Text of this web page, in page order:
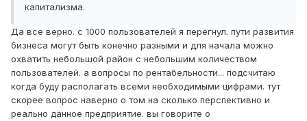
капитализма.
Да все верно. с 1000 пользователей я перегнул. пути развития
бизнеса могут быть конечно разными и для начала можно
охватить небольшой район с небольшим количеством
пользователей. а вопросы по рентабельности... подсчитаю
когда буду располагать всеми необходимыми цифрами. тут
скорее вопрос наверно о том на сколько перспективно и
реально данное предприятие. вы говорите о